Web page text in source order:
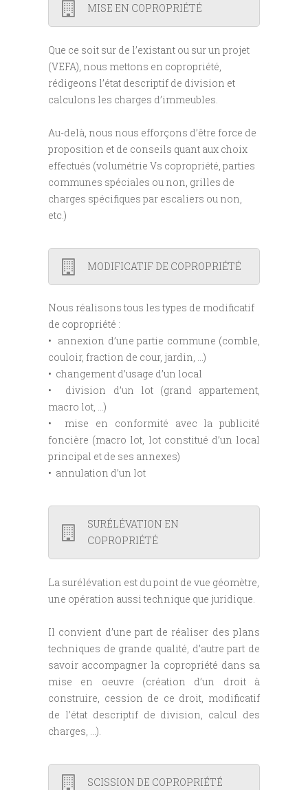
MISE EN COPROPRIÉTÉ
Que ce soit sur de l’existant ou sur un projet
(VEFA), nous mettons en copropriété,
rédigeons l’état descriptif de division et
calculons les charges d’immeubles.
Au-delà, nous nous efforçons d’être force de
proposition et de conseils quant aux choix
effectués (volumétrie Vs copropriété, parties
communes spéciales ou non, grilles de
charges spécifiques par escaliers ou non,
etc.)
MODIFICATIF DE COPROPRIÉTÉ
Nous réalisons tous les types de modificatif
de copropriété :
• annexion d’une partie commune (comble,
couloir, fraction de cour, jardin, …)
• changement d’usage d’un local
• division d’un lot (grand appartement,
macro lot, …)
• mise en conformité avec la publicité
foncière (macro lot, lot constitué d’un local
principal et de ses annexes)
• annulation d’un lot
SURÉLÉVATION EN
COPROPRIÉTÉ
La surélévation est du point de vue géomètre,
une opération aussi technique que juridique.
Il convient d’une part de réaliser des plans
techniques de grande qualité, d’autre part de
savoir accompagner la copropriété dans sa
mise en oeuvre (création d’un droit à
construire, cession de ce droit, modificatif
de l’état descriptif de division, calcul des
charges, …).
SCISSION DE COPROPRIÉTÉ